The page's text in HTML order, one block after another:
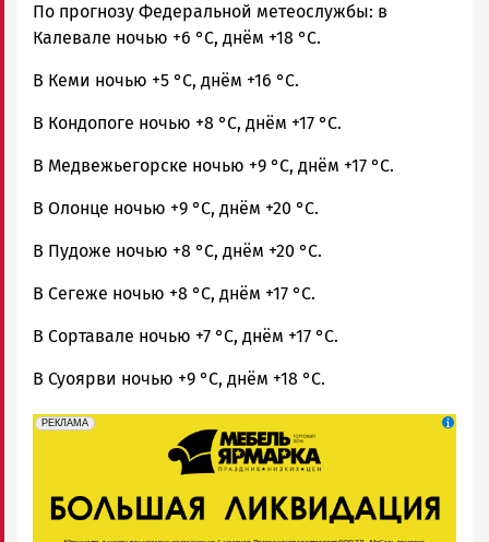
По прогнозу Федеральной метеослужбы: в
Калевале ночью +6 °C, днём +18 °C.
В Кеми ночью +5 °C, днём +16 °C.
В Кондопоге ночью +8 °C, днём +17 °C.
В Медвежьегорске ночью +9 °C, днём +17 °C.
В Олонце ночью +9 °C, днём +20 °C.
В Пудоже ночью +8 °C, днём +20 °C.
В Сегеже ночью +8 °C, днём +17 °C.
В Сортавале ночью +7 °C, днём +17 °C.
В Суоярви ночью +9 °C, днём +18 °C.
erid: 2SDnjeFymr3
РЕКЛАМА
Реклама